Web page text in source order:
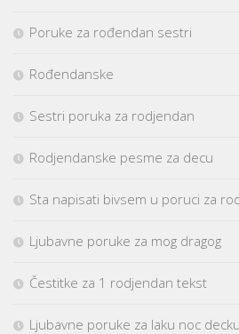
Poruke za rođendan sestri
Rođendanske
Sestri poruka za rodjendan
Rodjendanske pesme za decu
Sta napisati bivsem u poruci za
Ljubavne poruke za mog dragog
Čestitke za 1 rodjendan tekst
Ljubavne poruke za laku noc decku